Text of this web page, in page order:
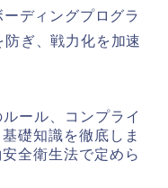
ディングプログラ
ぎ、戦力化を加速
ール、コンプライ
礎知識を徹底しま
全衛生法で定めら